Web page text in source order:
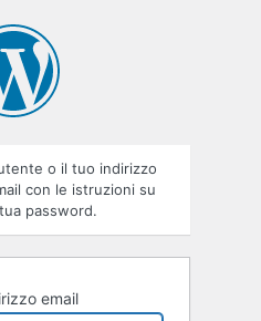
o il tuo indirizzo
con le istruzioni su
password.
email